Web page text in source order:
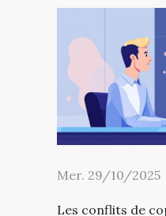
Mer. 29/10/2025
Les conflits de